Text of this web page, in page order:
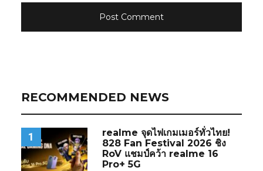
RECOMMENDED NEWS
1
realme จุดไฟเกมเมอร์ทั่วไทย!
828 Fan Festival 2026 ชิง
RoV แชมป์คว้า realme 16
Pro+ 5G